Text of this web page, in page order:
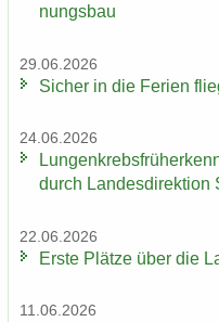
nungs­bau
29.06.2026
Si­cher in die Fe­ri­en
24.06.2026
durch Lan­des­di­rek­ti­on
22.06.2026
Erste Plät­ze über die
11.06.2026